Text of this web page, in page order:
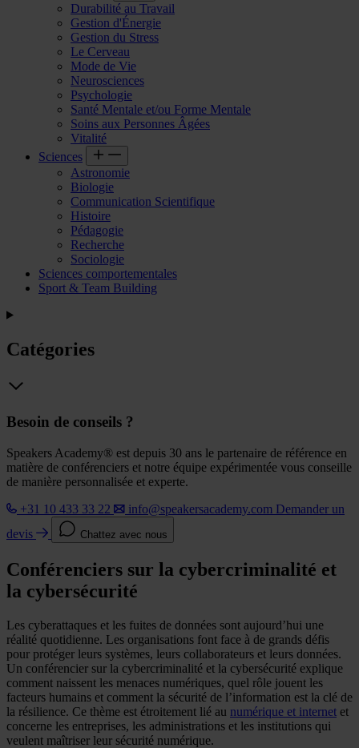
Durabilité au Travail
Gestion d'Énergie
Gestion du Stress
Le Cerveau
Mode de Vie
Neurosciences
Psychologie
Santé Mentale et/ou Forme Mentale
Soins aux Personnes Âgées
Vitalité
Sciences
Astronomie
Biologie
Communication Scientifique
Histoire
Pédagogie
Recherche
Sociologie
Sciences comportementales
Sport & Team Building
Catégories
Besoin de conseils ?
Speakers Academy® est depuis 30 ans le partenaire de référence en
matière de conférenciers et notre équipe expérimentée vous conseille
de manière personnalisée et experte.
+31 10 433 33 22
info@speakersacademy.com Demander un
devis
Chattez avec nous
Conférenciers sur la cybercriminalité et
la cybersécurité
Les cyberattaques et les fuites de données sont aujourd’hui une
réalité quotidienne. Les organisations font face à de grands défis
pour protéger leurs systèmes, leurs collaborateurs et leurs données.
Un conférencier sur la cybercriminalité et la cybersécurité explique
comment naissent les menaces numériques, quel rôle jouent les
facteurs humains et comment la sécurité de l’information est la clé de
la résilience. Ce thème est étroitement lié au numérique et internet et
concerne les entreprises, les administrations et les institutions qui
veulent maîtriser leur sécurité numérique.